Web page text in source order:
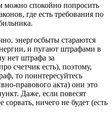
можно спокойно попросить
где есть требования по
энергосбыты стараются
и пугают штрафами в
нет штрафа за
счетчик есть), поэтому,
то поинтересуйтесь
правового акта) они это
Даже, если повесят
ничего не будет (есть